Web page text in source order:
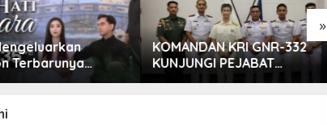
»
Bicara”,
Rendi John
KOMANDAN KRI GNR-332
KUNJUNGI PEJABAT
PEMERINTAH DAN MILITER